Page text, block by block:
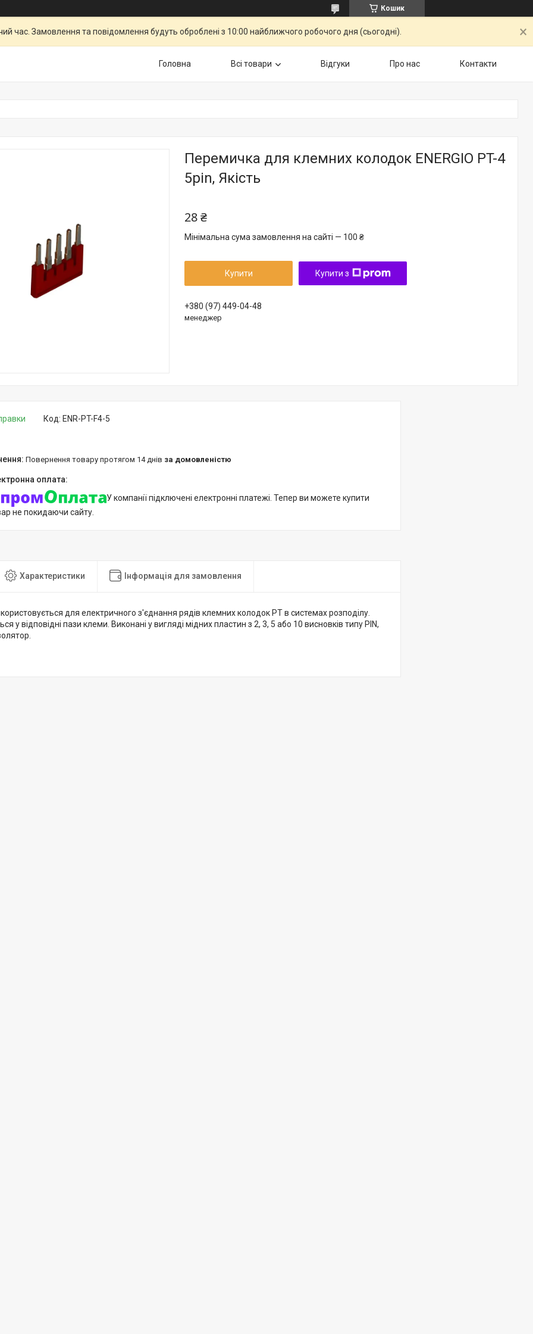
Кошик
час. Замовлення та повідомлення будуть оброблені з 10:00 найближчого робочого дня (сьогодні).
Головна Всі товари Відгуки Про нас Контакти
Перемичка для клемних колодок ENERGIO PT-4
5pin, Якість
28 ₴
Мінімальна сума замовлення на сайті — 100 ₴
Купити Купити з
+380 (97) 449-04-48
менеджер
Код: ENR-PT-F4-5
повернення товару протягом 14 днів за домовленістю
У компанії підключені електронні платежі. Тепер ви можете купити
не покидаючи сайту.
Характеристики Інформація для замовлення
для електричного з'єднання рядів клемних колодок PT в системах розподілу.
у відповідні пази клеми. Виконані у вигляді мідних пластин з 2, 3, 5 або 10 висновків типу PIN,